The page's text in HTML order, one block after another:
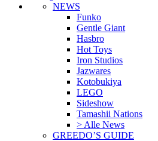
NEWS
Funko
Gentle Giant
Hasbro
Hot Toys
Iron Studios
Jazwares
Kotobukiya
LEGO
Sideshow
Tamashii Nations
> Alle News
GREEDO’S GUIDE